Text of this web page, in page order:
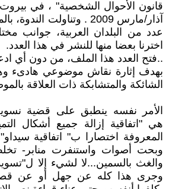
آذار/مارس 2009 . وتناولت
عدد من البلدان العربية، جوانب
اخترنا بعضا منها للنشر في هذا العدد.
..فتح العدد هذا الملف، من دون أي
بهدف إثارة نقاش موضوعي هادىء
الشائكة والمتشابكة ذات العلاقة
الأمر نفسه ينطبق على قضية
هي "اتفاقية إزالة جميع أشكال
المعروفة اختصارا ب" اتفاقية
وبحت أصوات واستنفرت منابر-
والغث بالسمين...لا لشيء إلا
وجرى هذا كله عن جهل أو عن